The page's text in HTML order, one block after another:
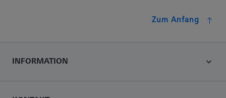
Zum Anfang
INFORMATION